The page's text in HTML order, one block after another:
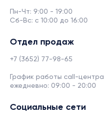
Пн-Чт: 9:00 - 19:00
Сб-Вс: с 10:00 до 16:00
Отдел продаж
+7 (3652) 77-98-65
График работы call-центра
ежедневно: 09:00 - 20:00
Социальные сети